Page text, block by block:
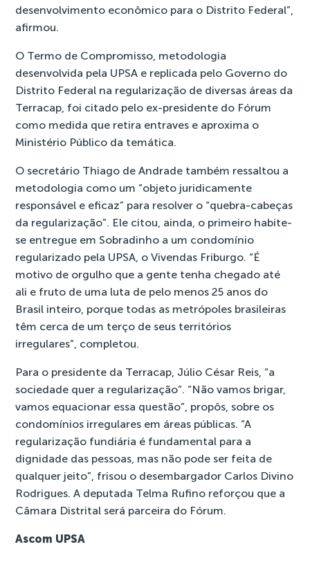
desenvolvimento econômico para o Distrito Federal”,
afirmou.
O Termo de Compromisso, metodologia
desenvolvida pela UPSA e replicada pelo Governo do
Distrito Federal na regularização de diversas áreas da
Terracap, foi citado pelo ex-presidente do Fórum
como medida que retira entraves e aproxima o
Ministério Público da temática.
O secretário Thiago de Andrade também ressaltou a
metodologia como um “objeto juridicamente
responsável e eficaz” para resolver o “quebra-cabeças
da regularização”. Ele citou, ainda, o primeiro habite-
se entregue em Sobradinho a um condomínio
regularizado pela UPSA, o Vivendas Friburgo. “É
motivo de orgulho que a gente tenha chegado até
ali e fruto de uma luta de pelo menos 25 anos do
Brasil inteiro, porque todas as metrópoles brasileiras
têm cerca de um terço de seus territórios
irregulares”, completou.
Para o presidente da Terracap, Júlio César Reis, “a
sociedade quer a regularização”. “Não vamos brigar,
vamos equacionar essa questão”, propôs, sobre os
condomínios irregulares em áreas públicas. “A
regularização fundiária é fundamental para a
dignidade das pessoas, mas não pode ser feita de
qualquer jeito”, frisou o desembargador Carlos Divino
Rodrigues. A deputada Telma Rufino reforçou que a
Câmara Distrital será parceira do Fórum.
Ascom UPSA